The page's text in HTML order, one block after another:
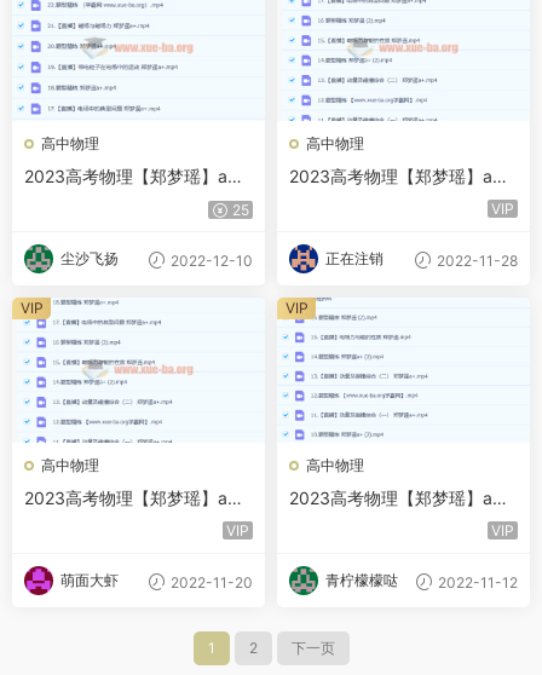
高中物理
2023高考物理【郑梦瑶】a
+全年班 一轮暑假班 秋季班更
25
尘沙飞扬 2022-12-10
高中物理
2023高考物理【郑梦瑶】a
+全年班 一轮暑假班 秋季班更
VIP
正在注销 2022-11-28
高中物理
2023高考物理【郑梦瑶】a
+全年班 一轮暑假班 秋季班更
VIP
萌面大虾 2022-11-20
VIP
高中物理
2023高考物理【郑梦瑶】a
+全年班 一轮暑假班 秋季班更
VIP
青柠檬檬哒 2022-11-12
VIP
1 2 下一页